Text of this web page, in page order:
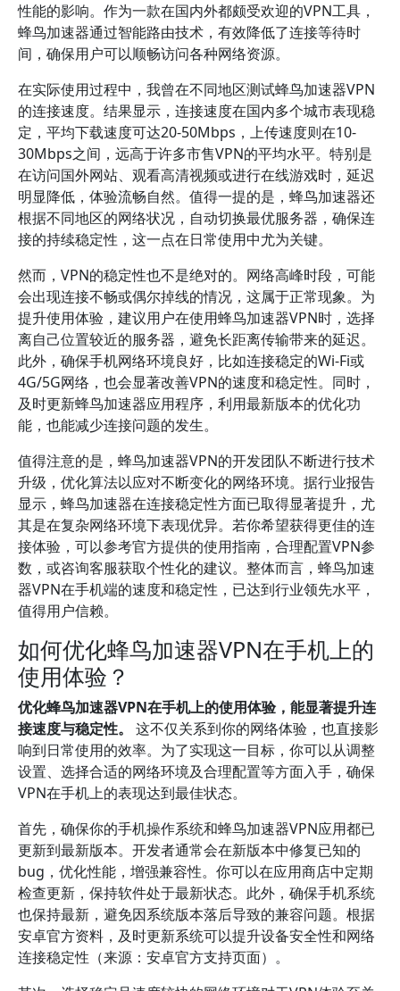
性能的影响。作为一款在国内外都颇受欢迎的VPN工具，
蜂鸟加速器通过智能路由技术，有效降低了连接等待时
间，确保用户可以顺畅访问各种网络资源。
在实际使用过程中，我曾在不同地区测试蜂鸟加速器VPN
的连接速度。结果显示，连接速度在国内多个城市表现稳
定，平均下载速度可达20-50Mbps，上传速度则在10-
30Mbps之间，远高于许多市售VPN的平均水平。特别是
在访问国外网站、观看高清视频或进行在线游戏时，延迟
明显降低，体验流畅自然。值得一提的是，蜂鸟加速器还
根据不同地区的网络状况，自动切换最优服务器，确保连
接的持续稳定性，这一点在日常使用中尤为关键。
然而，VPN的稳定性也不是绝对的。网络高峰时段，可能
会出现连接不畅或偶尔掉线的情况，这属于正常现象。为
提升使用体验，建议用户在使用蜂鸟加速器VPN时，选择
离自己位置较近的服务器，避免长距离传输带来的延迟。
此外，确保手机网络环境良好，比如连接稳定的Wi-Fi或
4G/5G网络，也会显著改善VPN的速度和稳定性。同时，
及时更新蜂鸟加速器应用程序，利用最新版本的优化功
能，也能减少连接问题的发生。
值得注意的是，蜂鸟加速器VPN的开发团队不断进行技术
升级，优化算法以应对不断变化的网络环境。据行业报告
显示，蜂鸟加速器在连接稳定性方面已取得显著提升，尤
其是在复杂网络环境下表现优异。若你希望获得更佳的连
接体验，可以参考官方提供的使用指南，合理配置VPN参
数，或咨询客服获取个性化的建议。整体而言，蜂鸟加速
器VPN在手机端的速度和稳定性，已达到行业领先水平，
值得用户信赖。
如何优化蜂鸟加速器VPN在手机上的
使用体验？
优化蜂鸟加速器VPN在手机上的使用体验，能显著提升连
接速度与稳定性。
这不仅关系到你的网络体验，也直接影
响到日常使用的效率。为了实现这一目标，你可以从调整
设置、选择合适的网络环境及合理配置等方面入手，确保
VPN在手机上的表现达到最佳状态。
首先，确保你的手机操作系统和蜂鸟加速器VPN应用都已
更新到最新版本。开发者通常会在新版本中修复已知的
bug，优化性能，增强兼容性。你可以在应用商店中定期
检查更新，保持软件处于最新状态。此外，确保手机系统
也保持最新，避免因系统版本落后导致的兼容问题。根据
安卓官方资料，及时更新系统可以提升设备安全性和网络
连接稳定性（来源：安卓官方支持页面）。